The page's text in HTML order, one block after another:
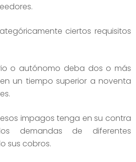
ciertos requisitos
o autónomo deba dos o más
un tiempo superior a noventa
impagos tenga en su contra
demandas de diferentes
sus cobros.